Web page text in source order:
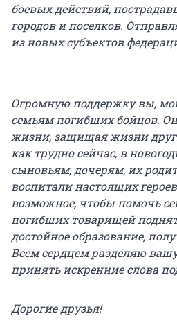
боевых действий,
городов и поселков.
из новых субъектов
Огромную поддержку вы,
семьям погибших бойцов.
жизни, защищая жизни
как трудно сейчас, в
сыновьям, дочерям, их
воспитали настоящих
возможное, чтобы помочь
погибших товарищей
достойное образование,
Всем сердцем разделяю
принять искренние слова
Дорогие друзья!